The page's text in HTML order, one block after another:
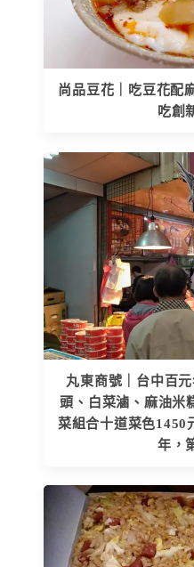
尚品豆花｜吃豆花配
吃創
丸東商號｜台中百
頭、白菜滷、麻油米
菜組合十道菜色1450
年，